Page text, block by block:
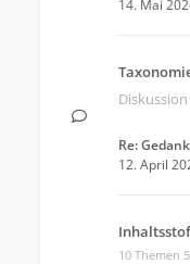
14. Mai
Re:
12. April
10 Themen